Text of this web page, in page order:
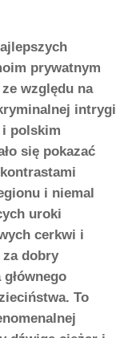
prywatnym
względu na
intrygi
i polskim
się pokazać
i niemal
uroki
cerkwi i
za dobry
To